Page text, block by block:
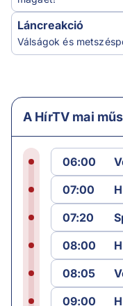
Láncreakció
Válságok és
A HírTV mai
06:00
07:00
07:20
08:00
08:05
09:00